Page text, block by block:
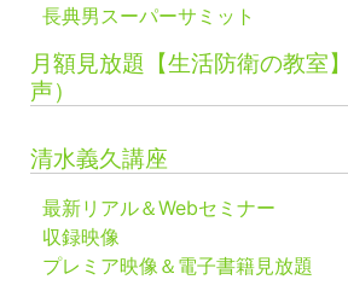
長典男スーパーサミット
月額見放題【生活防衛の教室
声）
清水義久講座
最新リアル＆Webセミナー
収録映像
プレミア映像＆電子書籍見放題